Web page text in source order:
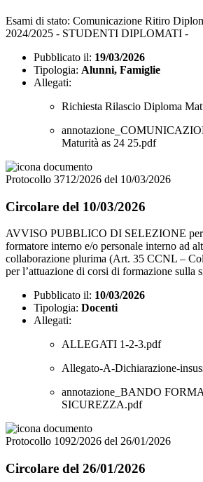
Esami di stato: Comunicazione Ritiro
2024/2025 - STUDENTI DIPLOMATI -
Pubblicato il: 19/03/2026
Tipologia: Alunni, Famiglie
Allegati:
Richiesta Rilascio Diploma
Maturità as 24 25.pdf
Protocollo 3712/2026 del 10/03/2026
Circolare del 10/03/2026
AVVISO PUBBLICO DI SELEZIONE per
formatore interno e/o personale interno ad
collaborazione plurima (Art. 35 CCNL –
per l’attuazione di corsi di formazione sulla
Pubblicato il: 10/03/2026
Tipologia: Docenti
Allegati:
ALLEGATI 1-2-3.pdf
Allegato-A-Dichiarazione-
annotazione_BANDO
SICUREZZA.pdf
Protocollo 1092/2026 del 26/01/2026
Circolare del 26/01/2026